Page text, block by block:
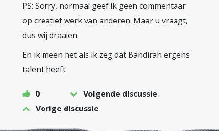
PS: Sorry, normaal geef ik geen commentaar
op creatief werk van anderen. Maar u vraagt,
dus wij draaien.
En ik meen het als ik zeg dat Bandirah ergens
talent heeft.
0
Volgende discussie
Vorige discussie